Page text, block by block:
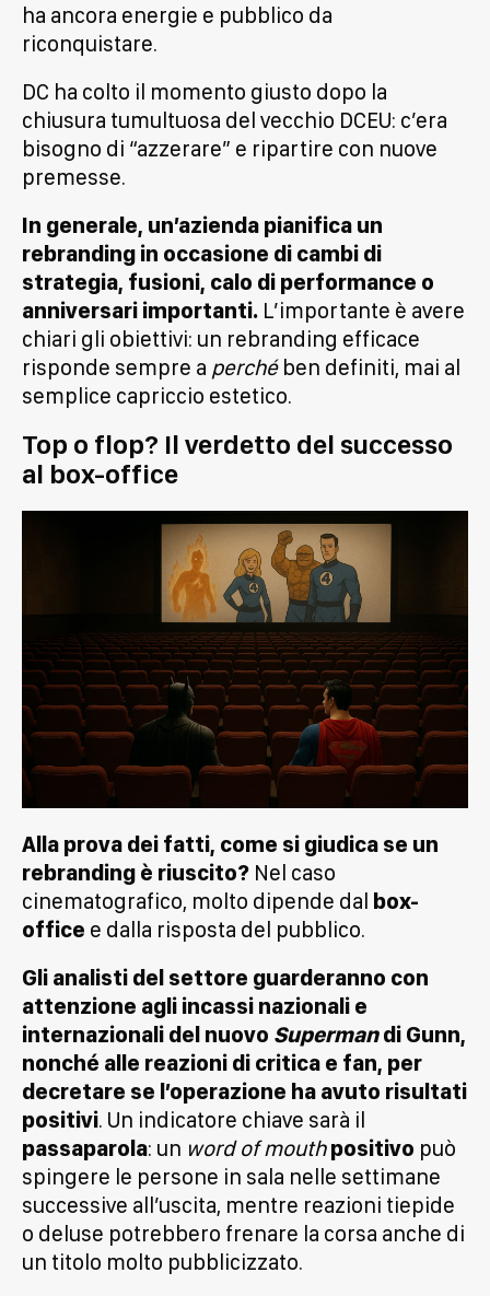
ha ancora energie e pubblico da
riconquistare.
DC ha colto il momento giusto dopo la
chiusura tumultuosa del vecchio DCEU: c’era
bisogno di “azzerare” e ripartire con nuove
premesse.
In generale, un’azienda pianifica un
rebranding in occasione di cambi di
strategia, fusioni, calo di performance o
anniversari importanti. L’importante è avere
chiari gli obiettivi: un rebranding efficace
risponde sempre a perchében definiti, mai al
semplice capriccio estetico.
Top o flop? Il verdetto del successo
al box-office
Alla prova dei fatti, come si giudica se un
rebranding è riuscito? Nel caso
cinematografico, molto dipende dal box-
office e dalla risposta del pubblico.
Gli analisti del settore guarderanno con
attenzione agli incassi nazionali e
internazionali del nuovo Supermandi Gunn,
nonché alle reazioni di critica e fan, per
decretare se l’operazione ha avuto risultati
positivi. Un indicatore chiave sarà il
passaparola: un word of mouthpositivo può
spingere le persone in sala nelle settimane
successive all’uscita, mentre reazioni tiepide
o deluse potrebbero frenare la corsa anche di
un titolo molto pubblicizzato.